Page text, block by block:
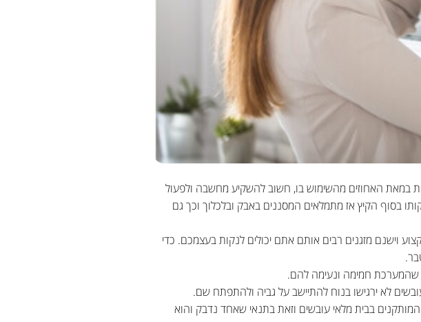
במאת האחוזים מהשימוש בו, חשוב להשקיע מחשבה ולפעול
בסוף הקיץ אז מתמלאים המסננים באבק ובלכלוך וכך גם
וישנם מזגנים רבים אותם אתם יכולים לנקות בעצמכם. כדי
שהמערכת חמימה ונעימה להם.
לא ירגישו בנוח להתיישב על גביה ולהתפתח שם.
בבית מלאי עובשים וזאת בתנאי שאחד נדבק והוא